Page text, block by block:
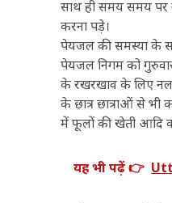
साथ ही समय समय पर
करना पड़े।
पेयजल की समस्या के
पेयजल निगम को
के रखरखाव के लिए नल
के छात्र छात्राओं से भी
में फूलों की खेती आदि
यह भी पढ़ें 👉